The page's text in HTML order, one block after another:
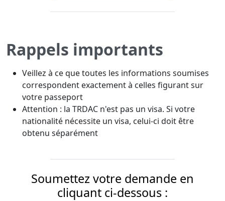
Rappels importants
Veillez à ce que toutes les informations soumises
correspondent exactement à celles figurant sur
votre passeport
Attention : la TRDAC n'est pas un visa. Si votre
nationalité nécessite un visa, celui-ci doit être
obtenu séparément
Soumettez votre demande en
cliquant ci-dessous :